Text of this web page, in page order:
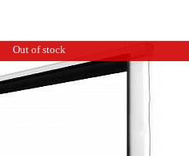
Out of stock